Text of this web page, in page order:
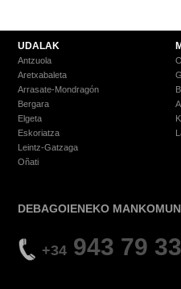
UDALAK
Antzuola
Aretxabaleta
Arrasate-Mondragón
Bergara
Elgeta
Eskoriatza
Leintz-Gatzaga
Oñati
DEBAGOIENEKO
+34 943 79